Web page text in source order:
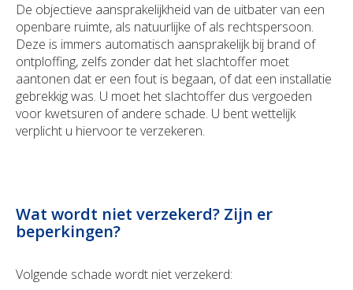
De objectieve aansprakelijkheid van de uitbater van een
openbare ruimte, als natuurlijke of als rechtspersoon.
Deze is immers automatisch aansprakelijk bij brand of
ontploffing, zelfs zonder dat het slachtoffer moet
aantonen dat er een fout is begaan, of dat een installatie
gebrekkig was. U moet het slachtoffer dus vergoeden
voor kwetsuren of andere schade. U bent wettelijk
verplicht u hiervoor te verzekeren.
Wat wordt niet verzekerd? Zijn er
beperkingen?
Volgende schade wordt niet verzekerd: